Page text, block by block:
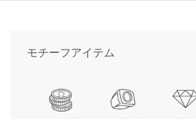
モチーフアイテム